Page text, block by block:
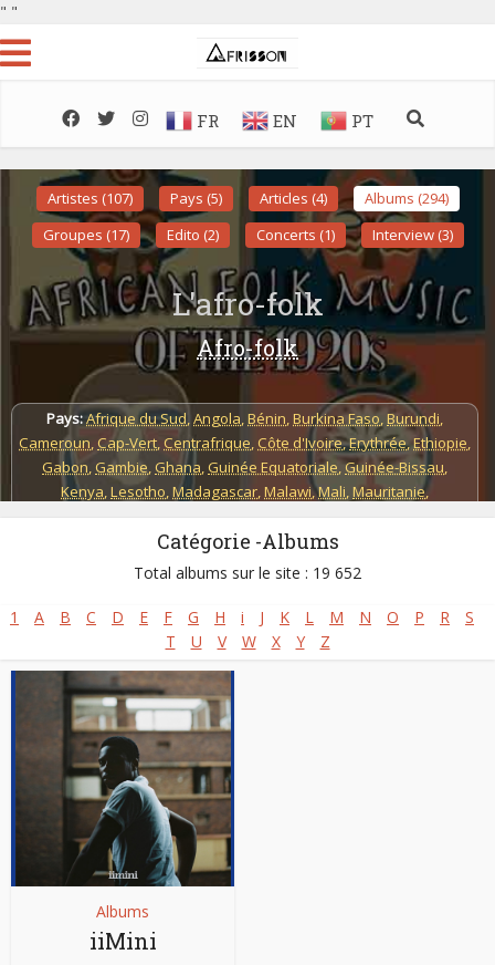
" "
FR EN PT
Artistes (107) Pays (5) Articles (4)
Albums (294)
Groupes (17)
Edito (2) Concerts (1) Interview (3)
L'afro-folk
Afro-folk
Pays:Afrique du Sud,Angola,Bénin,Burkina Faso,Burundi,
Cameroun,Cap-Vert,Centrafrique, Côte d'Ivoire,Erythrée,Ethiopie,
Gabon,Gambie,Ghana,Guinée Equatoriale,Guinée-Bissau,
Kenya,Lesotho,Madagascar,Malawi,Mali,Mauritanie,
Tanzanie - Zanzibar, Zambie, Zimbabwe
Catégorie -Albums
Total albums sur le site : 19 652
1 A B C D E F G H i J K L M N O P R
S
T
U V W X Y Z
Albums
iiMini